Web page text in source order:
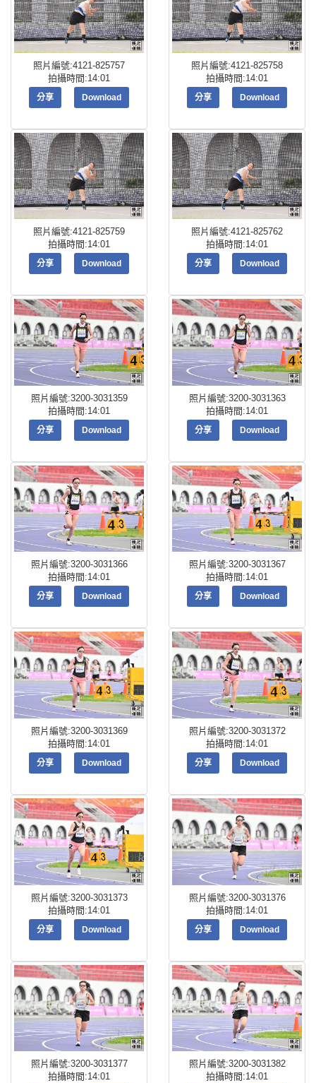
照片編號:4121-825757
拍攝時間:14:01
分享 Download
照片編號:4121-825758
拍攝時間:14:01
分享 Download
照片編號:4121-825759
拍攝時間:14:01
分享 Download
照片編號:4121-825762
拍攝時間:14:01
分享 Download
照片編號:3200-3031359
拍攝時間:14:01
分享 Download
照片編號:3200-3031363
拍攝時間:14:01
分享 Download
照片編號:3200-3031366
拍攝時間:14:01
分享 Download
照片編號:3200-3031367
拍攝時間:14:01
分享 Download
照片編號:3200-3031369
拍攝時間:14:01
分享 Download
照片編號:3200-3031372
拍攝時間:14:01
分享 Download
照片編號:3200-3031373
拍攝時間:14:01
分享 Download
照片編號:3200-3031376
拍攝時間:14:01
分享 Download
照片編號:3200-3031377
拍攝時間:14:01
照片編號:3200-3031382
拍攝時間:14:01